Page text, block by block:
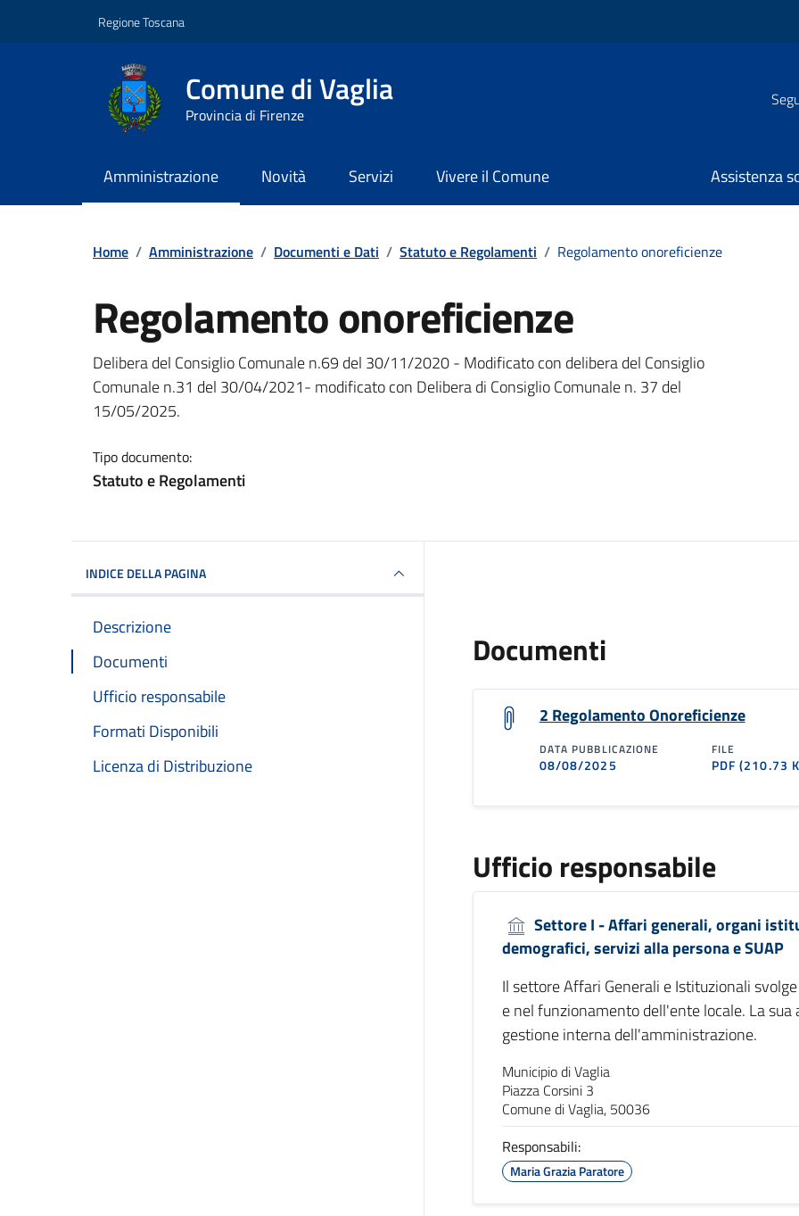
Regione Toscana
Comune di Vaglia
Provincia di Firenze
Amministrazione Novità Servizi Vivere il Comune Assistenza
Home / Amministrazione / Documenti e Dati / Statuto e Regolamenti / Regolamento onoreficienze
Regolamento onoreficienze
Dettagli del documento
Delibera del Consiglio Comunale n.69 del 30/11/2020 - Modificato con delibera del Consiglio
Comunale n.31 del 30/04/2021- modificato con Delibera di Consiglio Comunale n. 37 del
15/05/2025.
Tipo documento:
Statuto e Regolamenti
INDICE DELLA PAGINA
Descrizione
Documenti
Ufficio responsabile
Formati Disponibili
Licenza di Distribuzione
Documenti
2 Regolamento Onoreficienze
DATA PUBBLICAZIONE
08/08/2025
FILE
PDF(210.73
Ufficio responsabile
Settore I - Affari generali, organi
demografici, servizi alla persona e SUAP
Il settore Affari Generali e Istituzionali
e nel funzionamento dell'ente locale. La
gestione interna dell'amministrazione.
Municipio di Vaglia
Piazza Corsini 3
Comune di Vaglia, 50036
Responsabili:
Maria Grazia Paratore